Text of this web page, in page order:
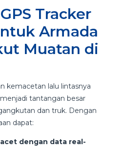
Tracker
Armada
Muatan di
kemacetan lalu lintasnya
tantangan besar
dan truk. Dengan
dapat:
dengan data real-